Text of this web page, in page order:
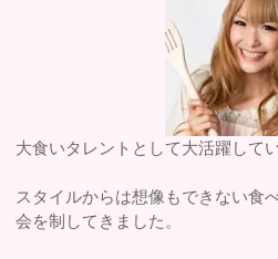
大食いタレントとして大活躍して
スタイルからは想像もできない食
会を制してきました。